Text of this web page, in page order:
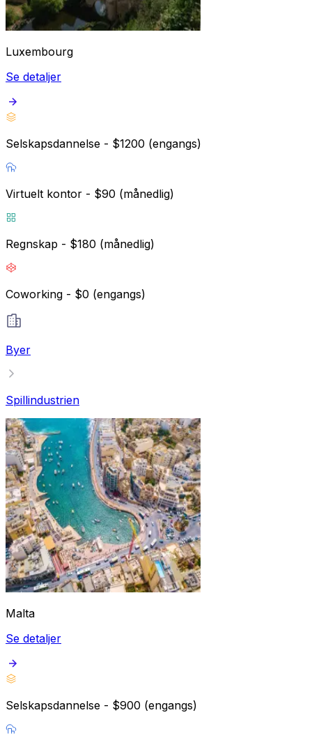
Luxembourg
Se detaljer
Selskapsdannelse - $1200 (engangs)
Virtuelt kontor - $90 (månedlig)
Regnskap - $180 (månedlig)
Coworking - $0 (engangs)
Byer
Spillindustrien
Malta
Se detaljer
Selskapsdannelse - $900 (engangs)